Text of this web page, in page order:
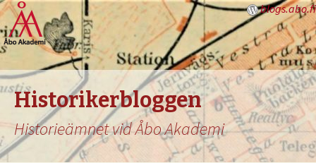
blogs.abo.fi
Historikerbloggen
Historieämnet vid Åbo Akademi